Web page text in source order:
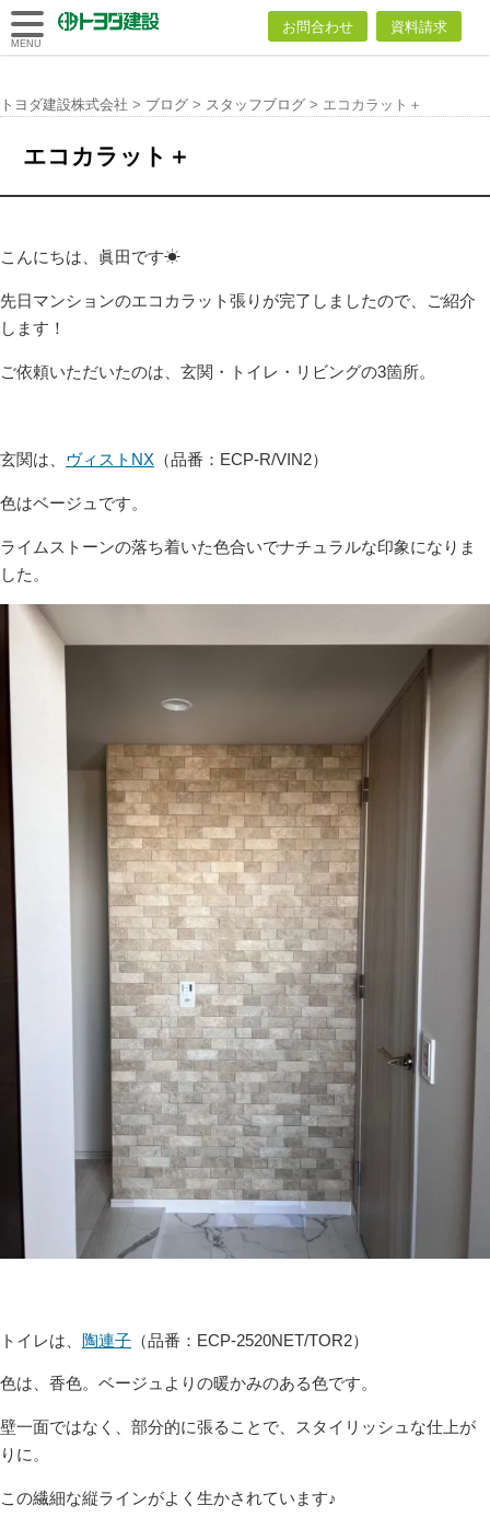
トヨダ建設
お問合わせ 資料請求
MENU
トヨダ建設株式会社 > ブログ > スタッフブログ > エコカラット＋
エコカラット＋
こんにちは、眞田です☀
先日マンションのエコカラット張りが完了しましたので、ご紹介
します！
ご依頼いただいたのは、玄関・トイレ・リビングの3箇所。
玄関は、 ヴィストNX （品番：ECP-R/VIN2）
色はベージュです。
ライムストーンの落ち着いた色合いでナチュラルな印象になりま
した。
トイレは、 陶連子 （品番：ECP-2520NET/TOR2）
色は、香色。ベージュよりの暖かみのある色です。
壁一面ではなく、部分的に張ることで、スタイリッシュな仕上が
りに。
この繊細な縦ラインがよく生かされています♪